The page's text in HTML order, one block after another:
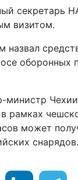
секретарь
визитом.
назвал
оборонных
министр
в рамках
может
снарядов.